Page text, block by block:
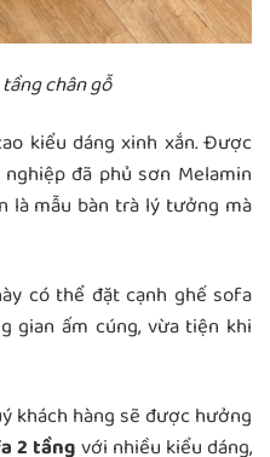
chân gỗ
kiểu dáng xinh xắn. Được
đã phủ sơn Melamin
là mẫu bàn trà lý tưởng mà
có thể đặt cạnh ghế sofa
gian ấm cúng, vừa tiện khi
khách hàng sẽ được hưởng
2 tầngvới nhiều kiểu dáng,